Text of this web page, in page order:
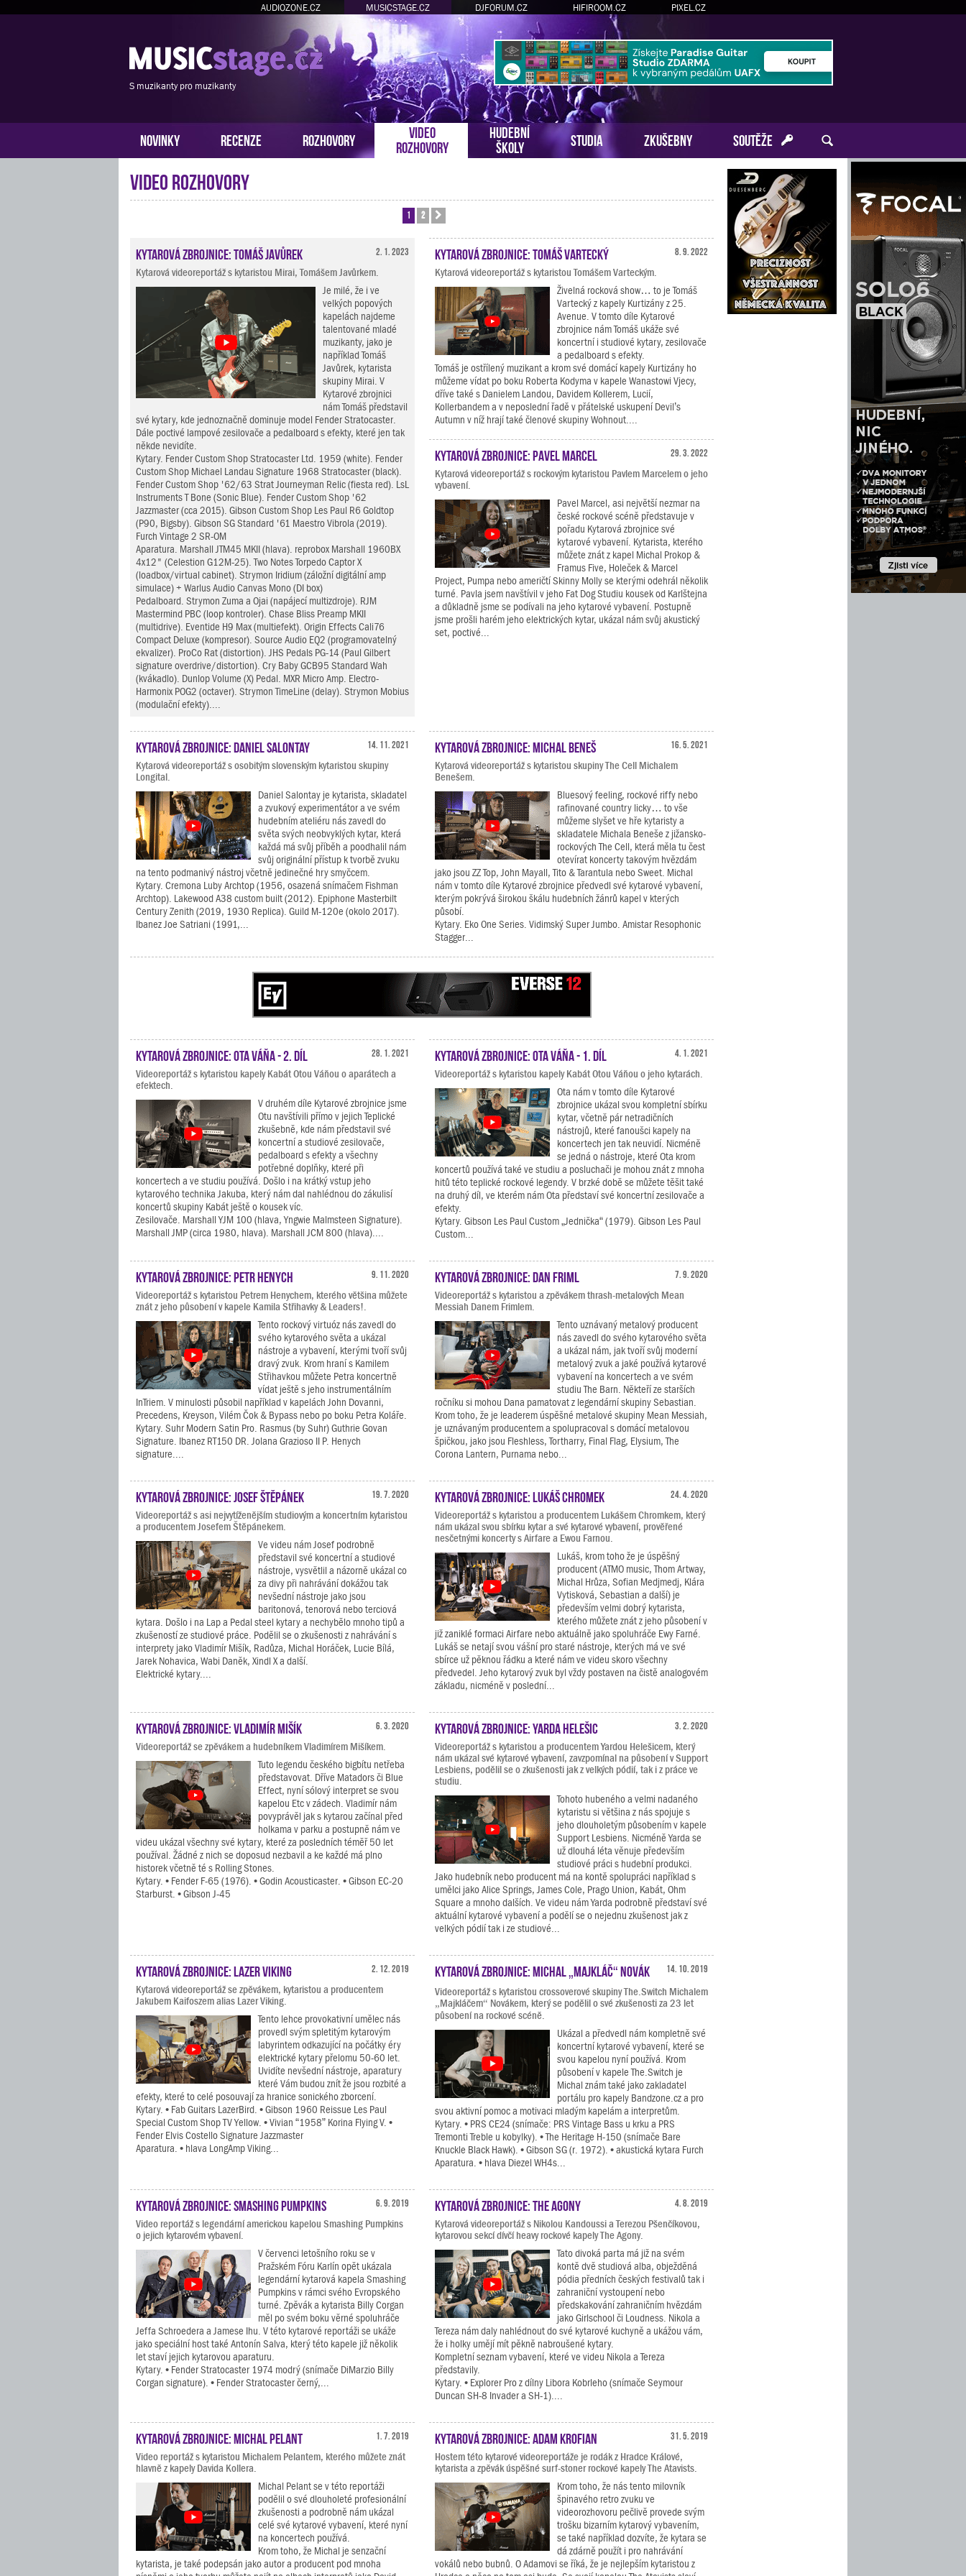
AUDIOZONE.CZ MUSICSTAGE.CZ DJFORUM.CZ HIFIROOM.CZ PIXEL.CZ
S muzikanty pro muzikanty
NOVINKY RECENZE ROZHOVORY
VIDEO
ROZHOVORY
HUDEBNÍ
ŠKOLY
STUDIA ZKUŠEBNY SOUTĚŽE
Video rozhovory
1 2
2. 1. 2023
Kytarová zbrojnice: Tomáš Javůrek
Kytarová videoreportáž s kytaristou Mirai, Tomášem Javůrkem.
Je milé, že i ve
velkých popových
kapelách najdeme
talentované mladé
muzikanty, jako je
například Tomáš
Javůrek, kytarista
skupiny Mirai. V
Kytarové zbrojnici
nám Tomáš představil
své kytary, kde jednoznačně dominuje model Fender Stratocaster.
Dále poctivé lampové zesilovače a pedalboard s efekty, které jen tak
někde nevidíte.
Kytary. Fender Custom Shop Stratocaster Ltd. 1959 (white). Fender
Custom Shop Michael Landau Signature 1968 Stratocaster (black).
Fender Custom Shop '62/63 Strat Journeyman Relic (fiesta red). LsL
Instruments T Bone (Sonic Blue). Fender Custom Shop '62
Jazzmaster (cca 2015). Gibson Custom Shop Les Paul R6 Goldtop
(P90, Bigsby). Gibson SG Standard '61 Maestro Vibrola (2019).
Furch Vintage 2 SR-OM
Aparatura. Marshall JTM45 MKII (hlava). reprobox Marshall 1960BX
4x12" (Celestion G12M-25). Two Notes Torpedo Captor X
(loadbox/virtual cabinet). Strymon Iridium (záložní digitální amp
simulace) + Warlus Audio Canvas Mono (DI box)
Pedalboard. Strymon Zuma a Ojai (napájecí multizdroje). RJM
Mastermind PBC (loop kontroler). Chase Bliss Preamp MKII
(multidrive). Eventide H9 Max (multiefekt). Origin Effects Cali76
Compact Deluxe (kompresor). Source Audio EQ2 (programovatelný
ekvalizer). ProCo Rat (distortion). JHS Pedals PG-14 (Paul Gilbert
signature overdrive/distortion). Cry Baby GCB95 Standard Wah
(kvákadlo). Dunlop Volume (X) Pedal. MXR Micro Amp. Electro-
Harmonix POG2 (octaver). Strymon TimeLine (delay). Strymon Mobius
(modulační efekty)....
8. 9. 2022
Kytarová zbrojnice: Tomáš Vartecký
Kytarová videoreportáž s kytaristou Tomášem Varteckým.
Živelná rocková show… to je Tomáš
Vartecký z kapely Kurtizány z 25.
Avenue. V tomto díle Kytarové
zbrojnice nám Tomáš ukáže své
koncertní i studiové kytary, zesilovače
a pedalboard s efekty.
Tomáš je ostřílený muzikant a krom své domácí kapely Kurtizány ho
můžeme vídat po boku Roberta Kodyma v kapele Wanastowi Vjecy,
dříve také s Danielem Landou, Davidem Kollerem, Lucií,
Kollerbandem a v neposlední řadě v přátelské uskupení Devil’s
Autumn v níž hrají také členové skupiny Wohnout....
29. 3. 2022
Kytarová zbrojnice: Pavel Marcel
Kytarová videoreportáž s rockovým kytaristou Pavlem Marcelem o jeho
vybavení.
Pavel Marcel, asi největší nezmar na
české rockové scéně představuje v
pořadu Kytarová zbrojnice své
kytarové vybavení. Kytarista, kterého
můžete znát z kapel Michal Prokop &
Framus Five, Holeček & Marcel
Project, Pumpa nebo američtí Skinny Molly se kterými odehrál několik
turné. Pavla jsem navštívil v jeho Fat Dog Studiu kousek od Karlštejna
a důkladně jsme se podívali na jeho kytarové vybavení. Postupně
jsme prošli harém jeho elektrických kytar, ukázal nám svůj akustický
set, poctivé...
14. 11. 2021
Kytarová zbrojnice: Daniel Salontay
Kytarová videoreportáž s osobitým slovenským kytaristou skupiny
Longital.
Daniel Salontay je kytarista, skladatel
a zvukový experimentátor a ve svém
hudebním ateliéru nás zavedl do
světa svých neobvyklých kytar, která
každá má svůj příběh a poodhalil nám
svůj originální přístup k tvorbě zvuku
na tento podmanivý nástroj včetně jedinečné hry smyčcem.
Kytary. Cremona Luby Archtop (1956, osazená snímačem Fishman
Archtop). Lakewood A38 custom built (2012). Epiphone Masterbilt
Century Zenith (2019, 1930 Replica). Guild M-120e (okolo 2017).
Ibanez Joe Satriani (1991,...
16. 5. 2021
Kytarová zbrojnice: Michal Beneš
Kytarová videoreportáž s kytaristou skupiny The Cell Michalem
Benešem.
Bluesový feeling, rockové riffy nebo
rafinované country licky… to vše
můžeme slyšet ve hře kytaristy a
skladatele Michala Beneše z jižansko-
rockových The Cell, která měla tu čest
otevírat koncerty takovým hvězdám
jako jsou ZZ Top, John Mayall, Tito & Tarantula nebo Sweet. Michal
nám v tomto díle Kytarové zbrojnice předvedl své kytarové vybavení,
kterým pokrývá širokou škálu hudebních žánrů kapel v kterých
působí.
Kytary. Eko One Series. Vidimský Super Jumbo. Amistar Resophonic
Stagger...
28. 1. 2021
Kytarová zbrojnice: Ota Váňa - 2. díl
Videoreportáž s kytaristou kapely Kabát Otou Váňou o aparátech a
efektech.
V druhém díle Kytarové zbrojnice jsme
Otu navštívili přímo v jejich Teplické
zkušebně, kde nám představil své
koncertní a studiové zesilovače,
pedalboard s efekty a všechny
potřebné doplňky, které při
koncertech a ve studiu používá. Došlo i na krátký vstup jeho
kytarového technika Jakuba, který nám dal nahlédnou do zákulisí
koncertů skupiny Kabát ještě o kousek víc.
Zesilovače. Marshall YJM 100 (hlava, Yngwie Malmsteen Signature).
Marshall JMP (circa 1980, hlava). Marshall JCM 800 (hlava)....
4. 1. 2021
Kytarová zbrojnice: Ota Váňa - 1. díl
Videoreportáž s kytaristou kapely Kabát Otou Váňou o jeho kytarách.
Ota nám v tomto díle Kytarové
zbrojnice ukázal svou kompletní sbírku
kytar, včetně pár netradičních
nástrojů, které fanoušci kapely na
koncertech jen tak neuvidí. Nicméně
se jedná o nástroje, které Ota krom
koncertů používá také ve studiu a posluchači je mohou znát z mnoha
hitů této teplické rockové legendy. V brzké době se můžete těšit také
na druhý díl, ve kterém nám Ota představí své koncertní zesilovače a
efekty.
Kytary. Gibson Les Paul Custom „Jednička“ (1979). Gibson Les Paul
Custom...
9. 11. 2020
Kytarová zbrojnice: Petr Henych
Videoreportáž s kytaristou Petrem Henychem, kterého většina můžete
znát z jeho působení v kapele Kamila Střihavky & Leaders!.
Tento rockový virtuóz nás zavedl do
svého kytarového světa a ukázal
nástroje a vybavení, kterými tvoří svůj
dravý zvuk. Krom hraní s Kamilem
Střihavkou můžete Petra koncertně
vídat ještě s jeho instrumentálním
InTriem. V minulosti působil například v kapelách John Dovanni,
Precedens, Kreyson, Vilém Čok & Bypass nebo po boku Petra Koláře.
Kytary. Suhr Modern Satin Pro. Rasmus (by Suhr) Guthrie Govan
Signature. Ibanez RT150 DR. Jolana Grazioso II P. Henych
signature....
7. 9. 2020
Kytarová zbrojnice: Dan Friml
Videoreportáž s kytaristou a zpěvákem thrash-metalových Mean
Messiah Danem Frimlem.
Tento uznávaný metalový producent
nás zavedl do svého kytarového světa
a ukázal nám, jak tvoří svůj moderní
metalový zvuk a jaké používá kytarové
vybavení na koncertech a ve svém
studiu The Barn. Někteří ze starších
ročníku si mohou Dana pamatovat z legendární skupiny Sebastian.
Krom toho, že je leaderem úspěšné metalové skupiny Mean Messiah,
je uznávaným producentem a spolupracoval s domácí metalovou
špičkou, jako jsou Fleshless, Tortharry, Final Flag, Elysium, The
Corona Lantern, Purnama nebo...
19. 7. 2020
Kytarová zbrojnice: Josef Štěpánek
Videoreportáž s asi nejvytíženějším studiovým a koncertním kytaristou
a producentem Josefem Štěpánekem.
Ve videu nám Josef podrobně
představil své koncertní a studiové
nástroje, vysvětlil a názorně ukázal co
za divy při nahrávání dokážou tak
nevšední nástroje jako jsou
baritonová, tenorová nebo terciová
kytara. Došlo i na Lap a Pedal steel kytary a nechybělo mnoho tipů a
zkušeností ze studiové práce. Podělil se o zkušenosti z nahrávání s
interprety jako Vladimír Mišík, Radůza, Michal Horáček, Lucie Bílá,
Jarek Nohavica, Wabi Daněk, Xindl X a další.
Elektrické kytary....
24. 4. 2020
Kytarová zbrojnice: Lukáš Chromek
Videoreportáž s kytaristou a producentem Lukášem Chromkem, který
nám ukázal svou sbírku kytar a své kytarové vybavení, prověřené
nesčetnými koncerty s Airfare a Ewou Farnou.
Lukáš, krom toho že je úspěšný
producent (ATMO music, Thom Artway,
Michal Hrůza, Sofian Medjmedj, Klára
Vytisková, Sebastian a další) je
především velmi dobrý kytarista,
kterého můžete znát z jeho působení v
již zaniklé formaci Airfare nebo aktuálně jako spoluhráče Ewy Farné.
Lukáš se netají svou vášní pro staré nástroje, kterých má ve své
sbírce už pěknou řádku a které nám ve videu skoro všechny
předvedel. Jeho kytarový zvuk byl vždy postaven na čistě analogovém
základu, nicméně v poslední...
6. 3. 2020
Kytarová zbrojnice: Vladimír Mišík
Videoreportáž se zpěvákem a hudebníkem Vladimírem Mišíkem.
Tuto legendu českého bigbítu netřeba
představovat. Dříve Matadors či Blue
Effect, nyní sólový interpret se svou
kapelou Etc v zádech. Vladimír nám
povyprávěl jak s kytarou začínal před
holkama v parku a postupně nám ve
videu ukázal všechny své kytary, které za posledních téměř 50 let
používal. Žádné z nich se doposud nezbavil a ke každé má plno
historek včetně té s Rolling Stones.
Kytary. • Fender F-65 (1976). • Godin Acousticaster. • Gibson EC-20
Starburst. • Gibson J-45
3. 2. 2020
Kytarová zbrojnice: Yarda Helešic
Videoreportáž s kytaristou a producentem Yardou Helešicem, který
nám ukázal své kytarové vybavení, zavzpomínal na působení v Support
Lesbiens, podělil se o zkušenosti jak z velkých pódií, tak i z práce ve
studiu.
Tohoto hubeného a velmi nadaného
kytaristu si většina z nás spojuje s
jeho dlouholetým působením v kapele
Support Lesbiens. Nicméně Yarda se
už dlouhá léta věnuje především
studiové práci s hudební produkci.
Jako hudebník nebo producent má na kontě spolupráci například s
umělci jako Alice Springs, James Cole, Prago Union, Kabát, Ohm
Square a mnoho dalších. Ve videu nám Yarda podrobně představí své
aktuální kytarové vybavení a podělí se o nejednu zkušenost jak z
velkých pódií tak i ze studiové...
2. 12. 2019
Kytarová zbrojnice: Lazer Viking
Kytarová videoreportáž se zpěvákem, kytaristou a producentem
Jakubem Kaifoszem alias Lazer Viking.
Tento lehce provokativní umělec nás
provedl svým spletitým kytarovým
labyrintem odkazující na počátky éry
elektrické kytary přelomu 50-60 let.
Uvidíte nevšední nástroje, aparatury
které Vám budou znít že jsou rozbité a
efekty, které to celé posouvají za hranice sonického zborcení.
Kytary. • Fab Guitars LazerBird. • Gibson 1960 Reissue Les Paul
Special Custom Shop TV Yellow. • Vivian “1958” Korina Flying V. •
Fender Elvis Costello Signature Jazzmaster
Aparatura. • hlava LongAmp Viking...
14. 10. 2019
Kytarová zbrojnice: Michal „Majkláč“ Novák
Videoreportáž s kytaristou crossoverové skupiny The.Switch Michalem
„Majkláčem“ Novákem, který se podělil o své zkušenosti za 23 let
působení na rockové scéně.
Ukázal a předvedl nám kompletně své
koncertní kytarové vybavení, které se
svou kapelou nyní používá. Krom
působení v kapele The.Switch je
Michal znám také jako zakladatel
portálu pro kapely Bandzone.cz a pro
svou aktivní pomoc a motivaci mladým kapelám a interpretům.
Kytary. • PRS CE24 (snímače: PRS Vintage Bass u krku a PRS
Tremonti Treble u kobylky). • The Heritage H-150 (snímače Bare
Knuckle Black Hawk). • Gibson SG (r. 1972). • akustická kytara Furch
Aparatura. • hlava Diezel WH4s...
6. 9. 2019
Kytarová zbrojnice: Smashing Pumpkins
Video reportáž s legendární americkou kapelou Smashing Pumpkins
o jejich kytarovém vybavení.
V červenci letošního roku se v
Pražském Fóru Karlín opět ukázala
legendární kytarová kapela Smashing
Pumpkins v rámci svého Evropského
turné. Zpěvák a kytarista Billy Corgan
měl po svém boku věrné spoluhráče
Jeffa Schroedera a Jamese Ihu. V této kytarové reportáži se ukáže
jako speciální host také Antonín Salva, který této kapele již několik
let staví jejich kytarovou aparaturu.
Kytary. • Fender Stratocaster 1974 modrý (snímače DiMarzio Billy
Corgan signature). • Fender Stratocaster černý,...
4. 8. 2019
Kytarová zbrojnice: The Agony
Kytarová videoreportáž s Nikolou Kandoussi a Terezou Pšenčíkovou,
kytarovou sekcí dívčí heavy rockové kapely The Agony.
Tato divoká parta má již na svém
kontě dvě studiová alba, obježděná
pódia předních českých festivalů tak i
zahraniční vystoupení nebo
předskakování zahraničním hvězdám
jako Girlschool či Loudness. Nikola a
Tereza nám daly nahlédnout do své kytarové kuchyně a ukážou vám,
že i holky umějí mít pěkně nabroušené kytary.
Kompletní seznam vybavení, které ve videu Nikola a Tereza
představily.
Kytary. • Explorer Pro z dílny Libora Kobrleho (snímače Seymour
Duncan SH-8 Invader a SH-1)....
1. 7. 2019
Kytarová zbrojnice: Michal Pelant
Video reportáž s kytaristou Michalem Pelantem, kterého můžete znát
hlavně z kapely Davida Kollera.
Michal Pelant se v této reportáži
podělil o své dlouholeté profesionální
zkušenosti a podrobně nám ukázal
celé své kytarové vybavení, které nyní
na koncertech používá.
Krom toho, že Michal je senzační
kytarista, je také podepsán jako autor a producent pod mnoha
31. 5. 2019
Kytarová zbrojnice: Adam Krofian
Hostem této kytarové videoreportáže je rodák z Hradce Králové,
kytarista a zpěvák úspěšné surf-stoner rockové kapely The Atavists.
Krom toho, že nás tento milovník
špinavého retro zvuku ve
videorozhovoru pečlivě provede svým
trošku bizarním kytarový vybavením,
se také například dozvíte, že kytara se
dá zdárně použít i pro nahrávání
vokálů nebo bubnů. O Adamovi se říká, že je nejlepším kytaristou z